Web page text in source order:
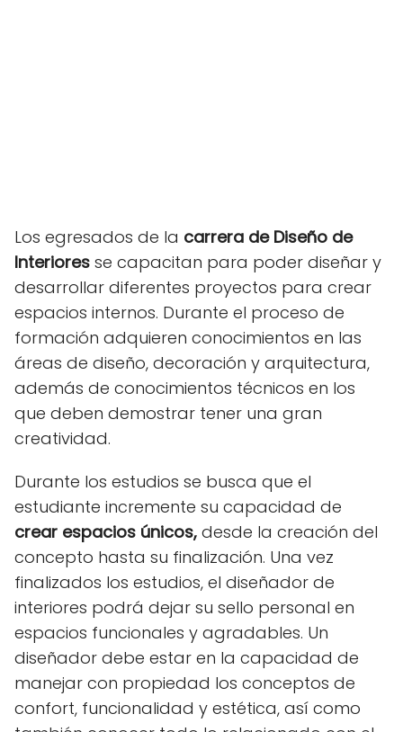
Los egresados de la carrera de Diseño de
Interiores se capacitan para poder diseñar y
desarrollar diferentes proyectos para crear
espacios internos. Durante el proceso de
formación adquieren conocimientos en las
áreas de diseño, decoración y arquitectura,
además de conocimientos técnicos en los
que deben demostrar tener una gran
creatividad.
Durante los estudios se busca que el
estudiante incremente su capacidad de
crear espacios únicos, desde la creación del
concepto hasta su finalización. Una vez
finalizados los estudios, el diseñador de
interiores podrá dejar su sello personal en
espacios funcionales y agradables. Un
diseñador debe estar en la capacidad de
manejar con propiedad los conceptos de
confort, funcionalidad y estética, así como